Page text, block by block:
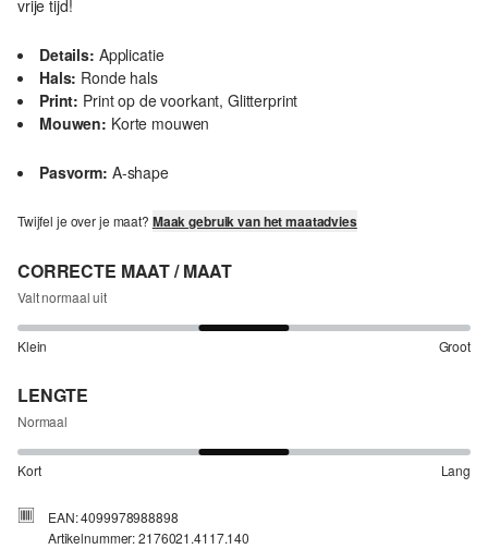
vrije tijd!
Details: Applicatie
Hals: Ronde hals
Print: Print op de voorkant, Glitterprint
Mouwen: Korte mouwen
Pasvorm: A-shape
Twijfel je over je maat? Maak gebruik van het maatadvies
CORRECTE MAAT / MAAT
Valt normaal uit
Klein Groot
LENGTE
Normaal
Kort Lang
EAN: 4099978988898
Artikelnummer: 2176021.4117.140